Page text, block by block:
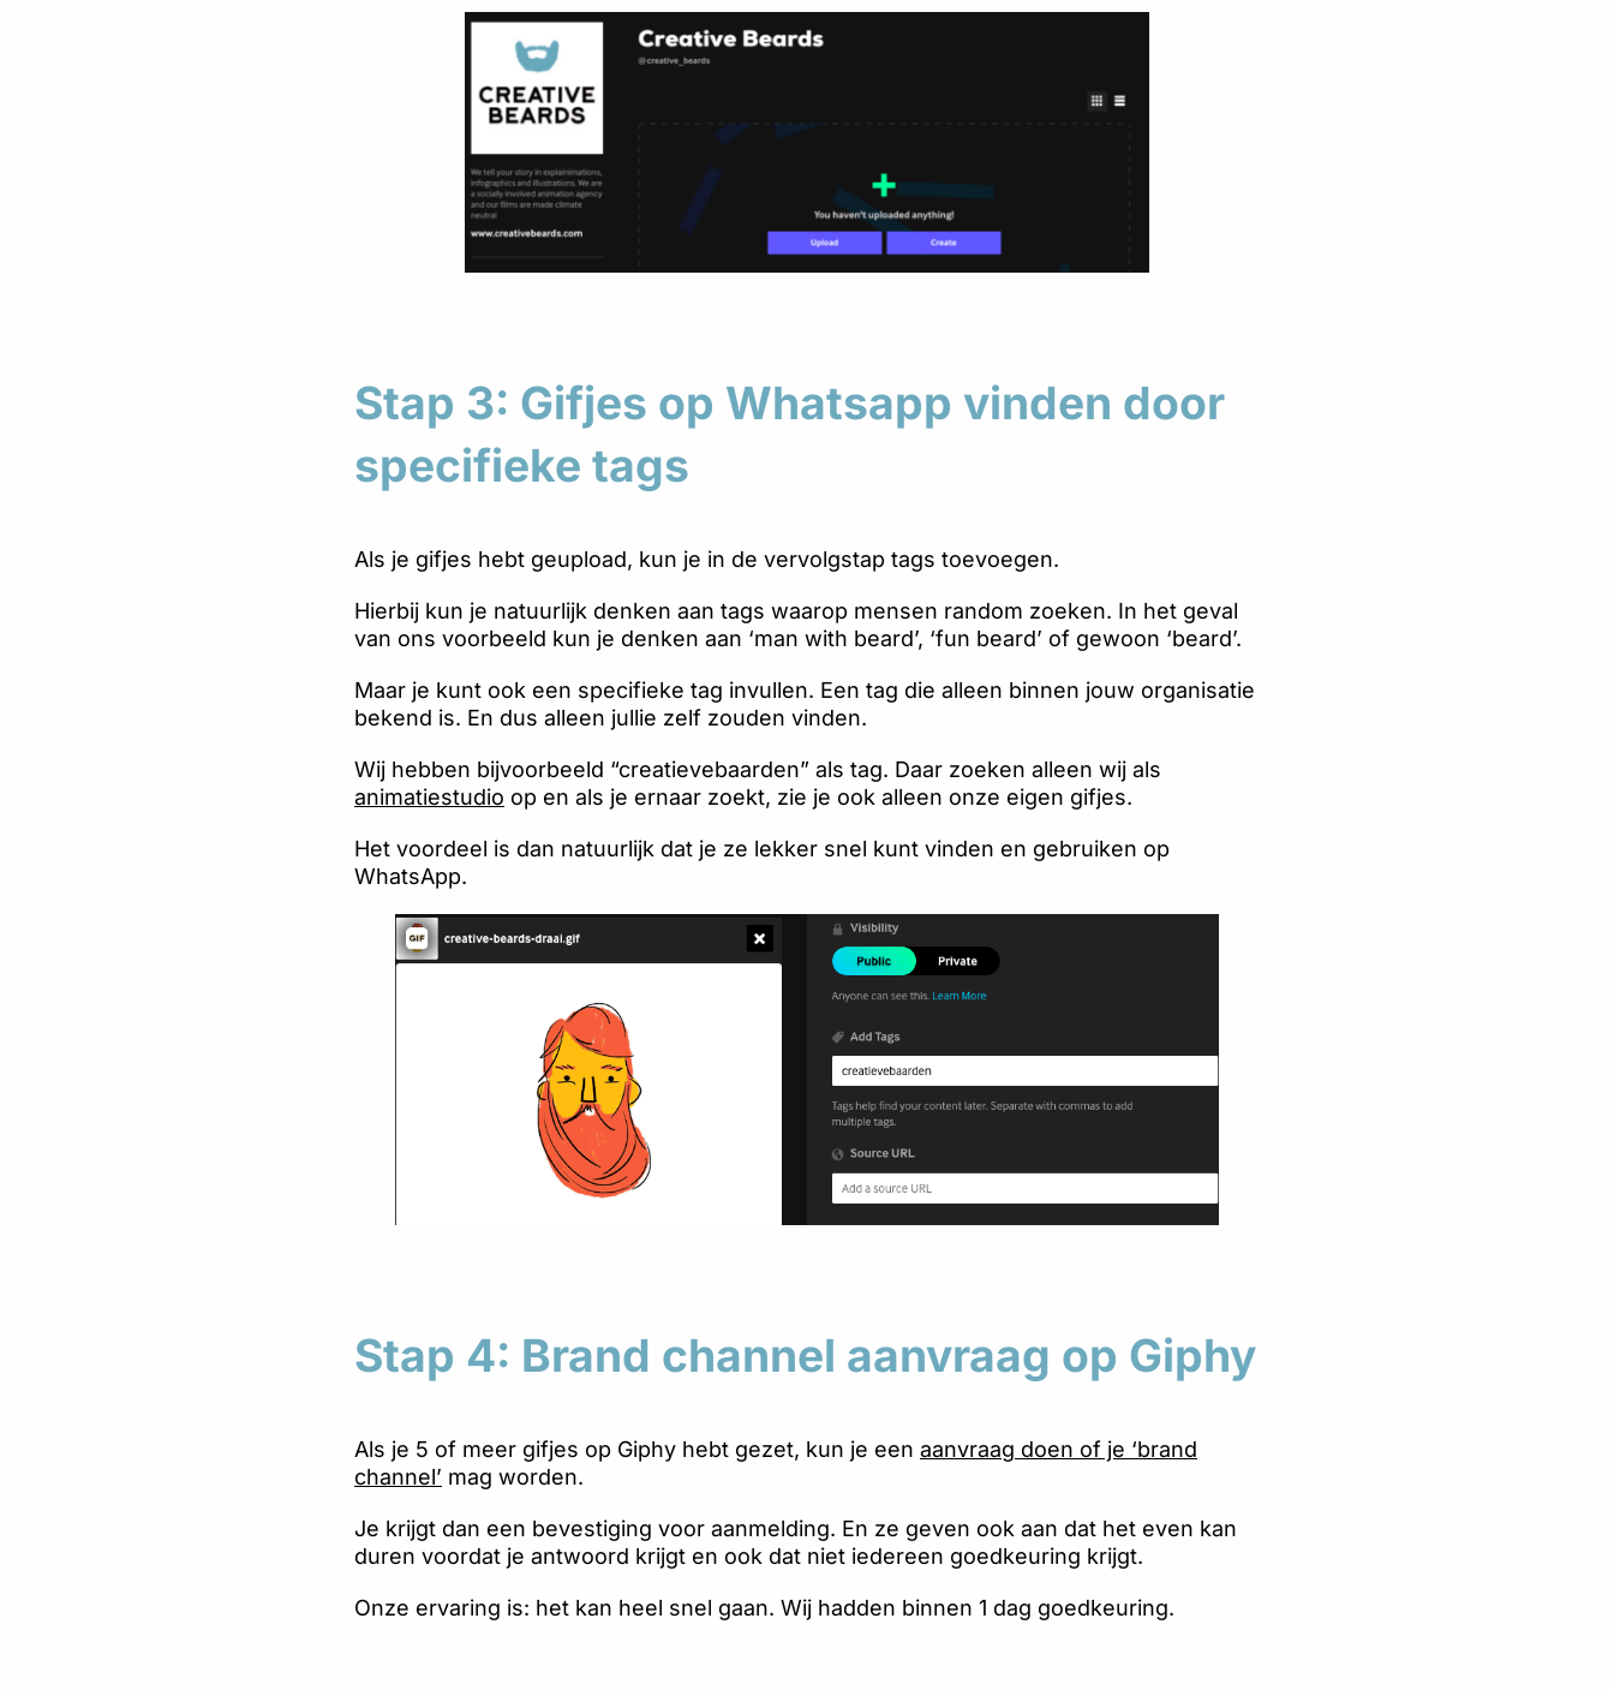
Stap 3: Gifjes op Whatsapp vinden door
specifieke tags
Als je gifjes hebt geupload, kun je in de vervolgstap tags toevoegen.
Hierbij kun je natuurlijk denken aan tags waarop mensen random zoeken. In het geval
van ons voorbeeld kun je denken aan ‘man with beard’, ‘fun beard’ of gewoon ‘beard’.
Maar je kunt ook een specifieke tag invullen. Een tag die alleen binnen jouw organisatie
bekend is. En dus alleen jullie zelf zouden vinden.
Wij hebben bijvoorbeeld “creatievebaarden” als tag. Daar zoeken alleen wij als
animatiestudio op en als je ernaar zoekt, zie je ook alleen onze eigen gifjes.
Het voordeel is dan natuurlijk dat je ze lekker snel kunt vinden en gebruiken op
WhatsApp.
Stap 4: Brand channel aanvraag op Giphy
Als je 5 of meer gifjes op Giphy hebt gezet, kun je een aanvraag doen of je ‘brand
channel’ mag worden.
Je krijgt dan een bevestiging voor aanmelding. En ze geven ook aan dat het even kan
duren voordat je antwoord krijgt en ook dat niet iedereen goedkeuring krijgt.
Onze ervaring is: het kan heel snel gaan. Wij hadden binnen 1 dag goedkeuring.